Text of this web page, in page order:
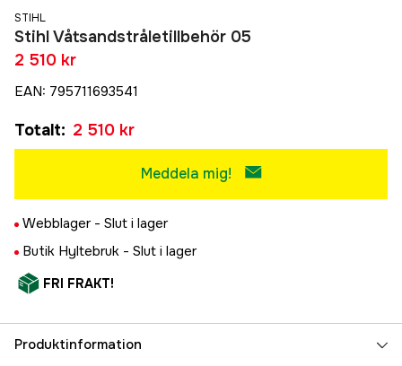
STIHL
Stihl Våtsandstråletillbehör 05
2 510 kr
EAN: 795711693541
Totalt: 2 510 kr
Meddela mig!
Webblager - Slut i lager
Butik Hyltebruk - Slut i lager
FRI FRAKT!
Produktinformation